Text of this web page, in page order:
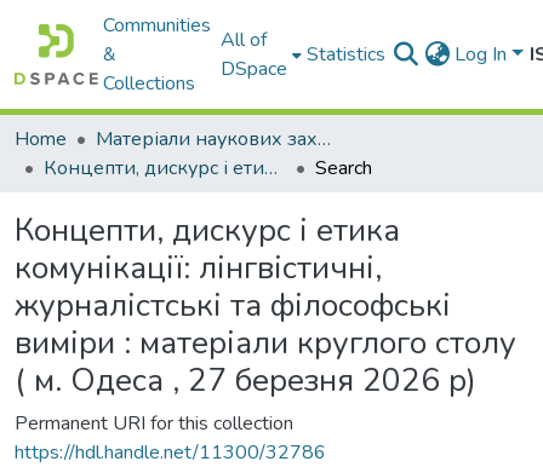
Communities
&
Collections
All of
DSpace
Statistics Log In
Home
Матеріали наукових заходів
Концепти, дискурс і етика комунікації: лінгвістичні, журналістські та філософські виміри : матеріали круглого столу ( м. Одеса , 27 березня 2026 р)
Search
Концепти, дискурс і етика
комунікації: лінгвістичні,
журналістські та філософські
виміри : матеріали круглого столу
( м. Одеса , 27 березня 2026 р)
Permanent URI for this collection
https://hdl.handle.net/11300/32786